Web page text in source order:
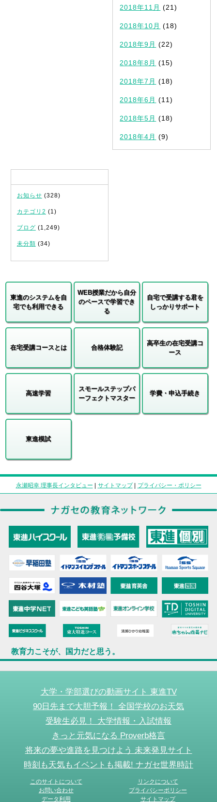
2018年11月 (21)
2018年10月 (18)
2018年9月 (22)
2018年8月 (15)
2018年7月 (18)
2018年6月 (11)
2018年5月 (18)
2018年4月 (9)
お知らせ (328)
カテゴリ2 (1)
ブログ (1,249)
未分類 (34)
東進のシステムを自
宅でも利用できる
WEB授業だから自分
のペースで学習でき
る
自宅で受講する君を
しっかりサポート
在宅受講コースとは 合格体験記
高卒生の在宅受講コ
ース
高速学習
スモールステップパ
ーフェクトマスター
学費・申込手続き
東進模試
永瀬昭幸 理事長インタビュー | サイトマップ| プライバシー・ポリシー
教育力こそが、国力だと思う。
大学・学部選びの動画サイト 東進TV
90日先まで大胆予報！ 全国学校のお天気
受験生必見！ 大学情報・入試情報
きっと元気になる Proverb格言
将来の夢や進路を見つけよう 未来発見サイト
時刻も天気もイベントも掲載! ナガセ世界時計
このサイトについて
リンクについて
お問い合わせ
プライバシーポリシー
データ利用
サイトマップ